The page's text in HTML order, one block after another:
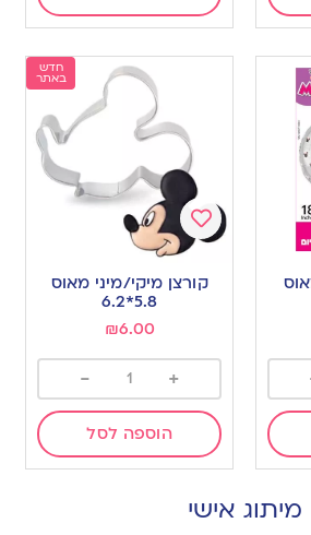
חדש
באתר
Add
to
wishlist
קורצן מיקי/מיני מאוס
5.8*6.2
₪6.00
+
-
הוספה לסל
מיתוג אישי